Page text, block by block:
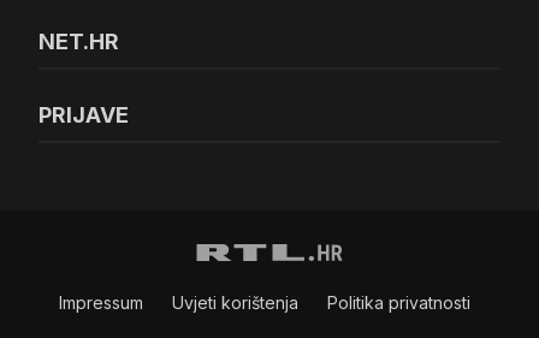
NET.HR
PRIJAVE
Impressum Uvjeti korištenja Politika privatnosti